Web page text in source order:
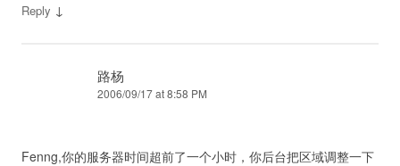
Reply ↓
路杨
2006/09/17 at 8:58 PM
Fenng,你的服务器时间超前了一个小时，你后台把区域调整一下